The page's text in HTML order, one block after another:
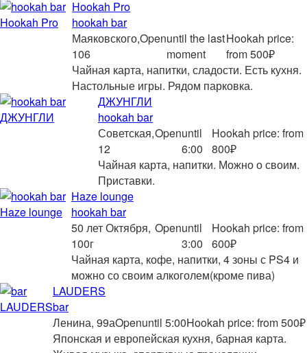
Hookah Pro
hookah bar
Маяковского,
106
Openuntil the last
moment
Hookah price:
from 500₽
Чайная карта, напитки, сладости. Есть кухня.
Настольные игры. Рядом парковка.
ДЖУНГЛИ
hookah bar
Советская,
12
Openuntil
6:00
Hookah price: from
800₽
Чайная карта, напитки. Можно о своим.
Приставки.
Haze lounge
hookah bar
50 лет Октября,
100г
Openuntil
3:00
Hookah price: from
600₽
Чайная карта, кофе, напитки, 4 зоны с PS4 и
можно со своим алкоголем(кроме пива)
LAUDERS
bar
Ленина, 99аOpenuntil 5:00Hookah price: from 500₽
Японская и европейская кухня, барная карта.